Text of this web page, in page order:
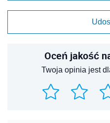
Oceń jakość
Twoja opinia jest